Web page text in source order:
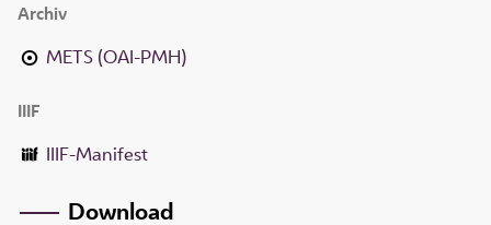
Archiv
METS (OAI-PMH)
IIIF
IIIF-Manifest
Download